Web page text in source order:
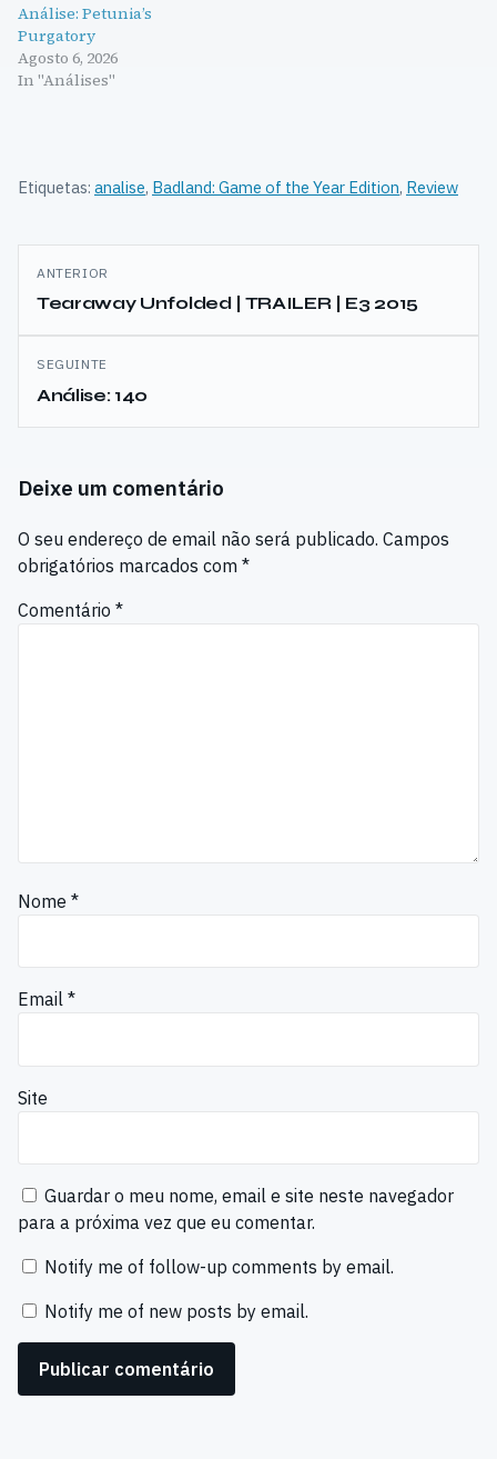
Análise: Petunia’s
Purgatory
Agosto 6, 2026
In "Análises"
Etiquetas: analise, Badland: Game of the Year Edition, Review
Navegação
de
artigos
ANTERIOR
Tearaway Unfolded | TRAILER | E3 2015
SEGUINTE
Análise: 140
Deixe um comentário
O seu endereço de email não será publicado. Campos
obrigatórios marcados com *
Comentário *
Nome *
Email *
Site
Guardar o meu nome, email e site neste navegador
para a próxima vez que eu comentar.
Notify me of follow-up comments by email.
Notify me of new posts by email.